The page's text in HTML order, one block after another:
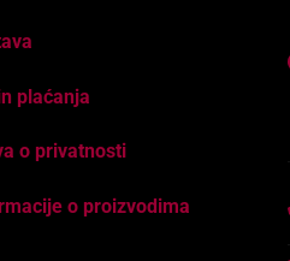
plaćanja
o privatnosti
o proizvodima